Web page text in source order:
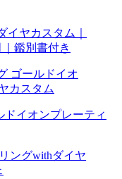
イヤカスタム｜
鑑別書付き
イオンプレーティ